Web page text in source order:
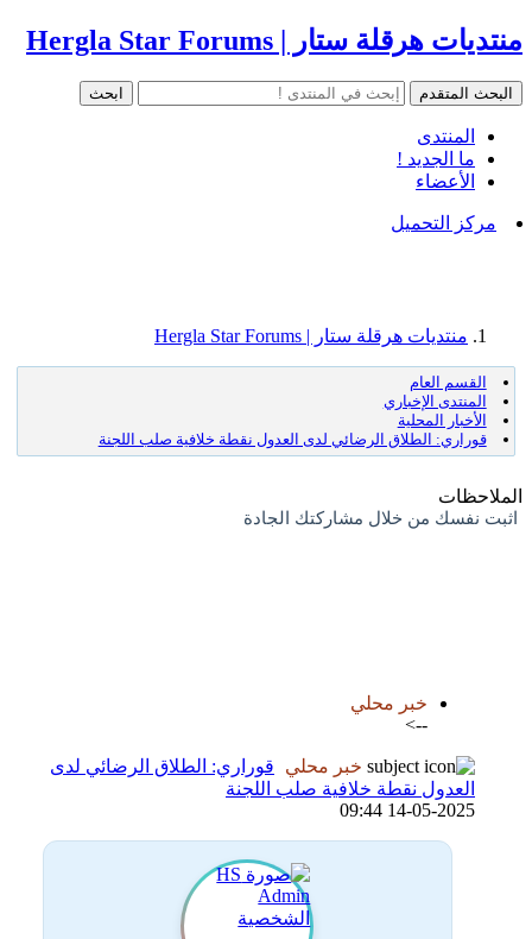
منتديات هرقلة ستار | Hergla Star Forums
المنتدى
ما الجديد !
الأعضاء
مركز التحميل
منتديات هرقلة ستار | Hergla Star Forums
القسم العام
المنتدى الإخباري
الأخبار المحلية
قوراري: الطلاق الرضائي لدى العدول نقطة خلافية صلب اللجنة
الملاحظات
اثبت نفسك من خلال مشاركتك الجادة
خبر محلي
-->
خبر محلي
قوراري: الطلاق الرضائي لدى
العدول نقطة خلافية صلب اللجنة
14-05-2025 09:44